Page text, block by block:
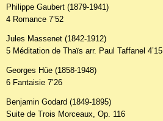
Philippe Gaubert (1879-1941)
4 Romance 7’52
Jules Massenet (1842-1912)
5 Méditation de Thaïs arr. Paul Taffanel 4’15
Georges Hüe (1858-1948)
6 Fantaisie 7’26
Benjamin Godard (1849-1895)
Suite de Trois Morceaux, Op. 116